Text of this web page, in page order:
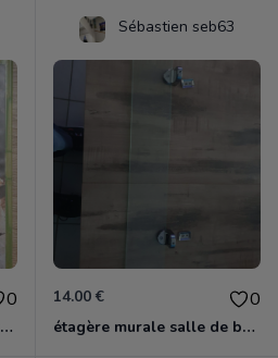
0
Ace Combat - Assault Horizon Xbox 360
Sébastien seb63
14.00 € 0
étagère murale salle de bain